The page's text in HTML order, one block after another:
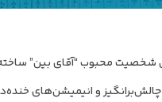
شخصیت محبوب “آقای بین” ساخته
و انیمیشن‌های